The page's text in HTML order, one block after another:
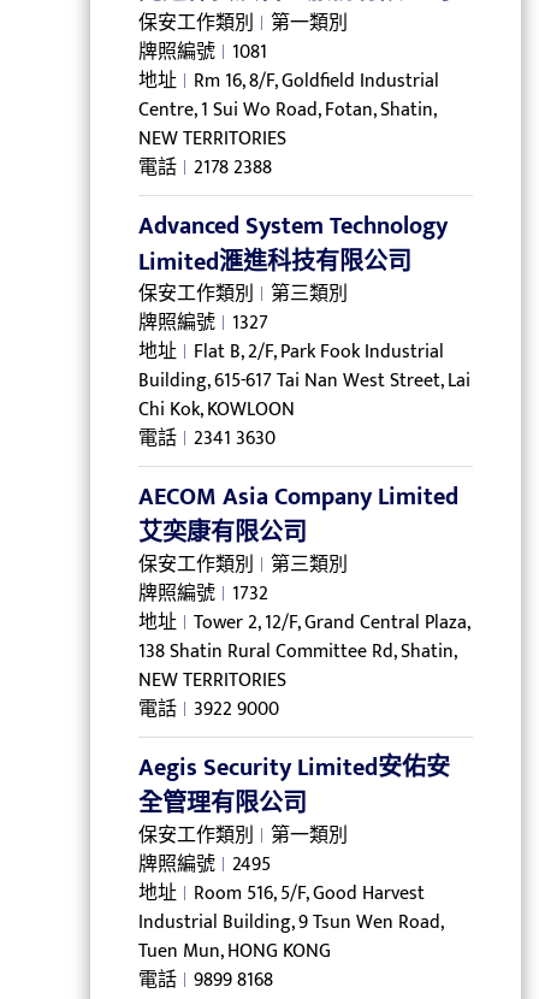
保安工作類別 第一類別
牌照編號 1081
地址 Rm 16, 8/F, Goldfield Industrial
Centre, 1 Sui Wo Road, Fotan, Shatin,
NEW TERRITORIES
電話 2178 2388
Advanced System Technology
Limited滙進科技有限公司
保安工作類別 第三類別
牌照編號 1327
地址 Flat B, 2/F, Park Fook Industrial
Building, 615-617 Tai Nan West Street, Lai
Chi Kok, KOWLOON
電話 2341 3630
AECOM Asia Company Limited
艾奕康有限公司
保安工作類別 第三類別
牌照編號 1732
地址 Tower 2, 12/F, Grand Central Plaza,
138 Shatin Rural Committee Rd, Shatin,
NEW TERRITORIES
電話 3922 9000
Aegis Security Limited安佑安
全管理有限公司
保安工作類別 第一類別
牌照編號 2495
地址 Room 516, 5/F, Good Harvest
Industrial Building, 9 Tsun Wen Road,
Tuen Mun, HONG KONG
電話 9899 8168